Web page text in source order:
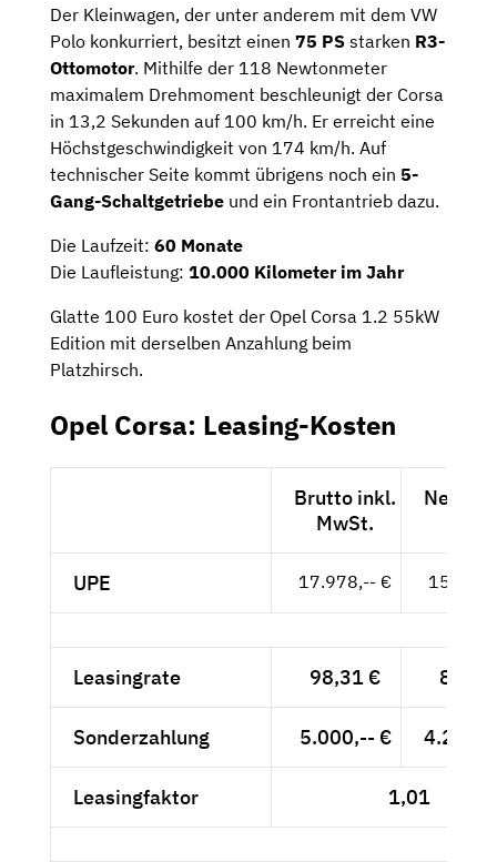
Der Kleinwagen, der unter anderem mit dem VW
Polo konkurriert, besitzt einen 75 PS starken R3-
Ottomotor. Mithilfe der 118 Newtonmeter
maximalem Drehmoment beschleunigt der Corsa
in 13,2 Sekunden auf 100 km/h. Er erreicht eine
Höchstgeschwindigkeit von 174 km/h. Auf
technischer Seite kommt übrigens noch ein 5-
Gang-Schaltgetriebe und ein Frontantrieb dazu.
Die Laufzeit: 60 Monate
Die Laufleistung: 10.000 Kilometer im Jahr
Glatte 100 Euro kostet der Opel Corsa 1.2 55kW
Edition mit derselben Anzahlung beim
Platzhirsch.
Opel Corsa: Leasing-Kosten
Brutto inkl.
MwSt.
Netto
UPE 17.978,-- €
Leasingrate 98,31 € 82,61
Sonderzahlung 5.000,-- €
Leasingfaktor 1,01